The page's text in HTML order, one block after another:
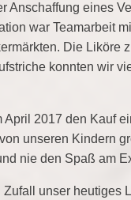
Anschaffung eines
war Teamarbeit
Die Liköre
konnten wir
2017 den Kauf
unseren Kindern
nie den Spaß am
unser